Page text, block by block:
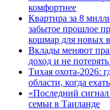
комфортнее
Квартира за 8
забытое прошлое
кошмар для новых
Вклады меняют
доход и не
Тихая охота-2026:
области, когда
«Последний
семьи в Таиланде